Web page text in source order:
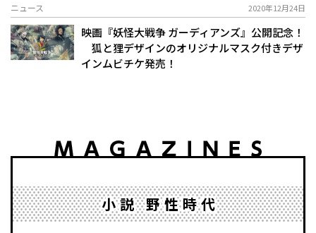
ニュース 2020年12月24日
映画『妖怪大戦争 ガーディアンズ』公開記念！
狐と狸デザインのオリジナルマスク付きデザ
インムビチケ発売！
小説 野性時代